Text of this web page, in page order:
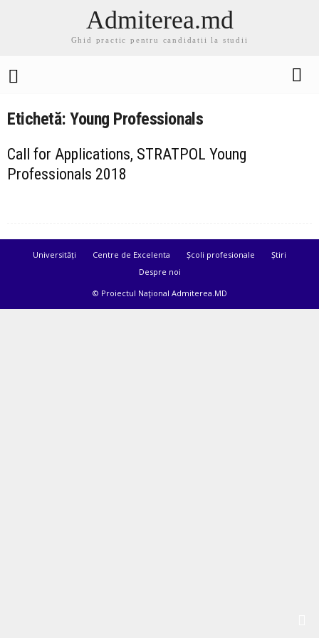
Admiterea.md
Ghid practic pentru candidatii la studii
Etichetă: Young Professionals
Call for Applications, STRATPOL Young
Professionals 2018
Universități Centre de Excelenta Școli profesionale
Știri
Despre noi
© Proiectul Naţional Admiterea.MD